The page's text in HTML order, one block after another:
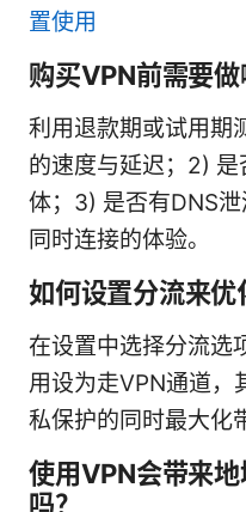
置使用
购买VPN前需要做
利用退款期或试用期
的速度与延迟；2)
体；3) 是否有DNS
同时连接的体验。
如何设置分流来优
在设置中选择分流选
用设为走VPN通道，
私保护的同时最大化
使用VPN会带来
吗？